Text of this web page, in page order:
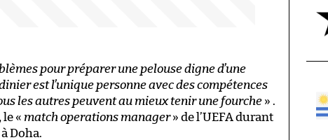
pour préparer une pelouse digne d’une
est l’unique personne avec des compétences
les autres peuvent au mieux tenir une fourche » .
« match operations manager» de l’UEFA durant
Doha.